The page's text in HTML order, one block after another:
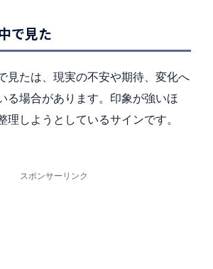
で見た
見たは、現実の不安や期待、変化へ
る場合があります。印象が強いほ
理しようとしているサインです。
スポンサーリンク